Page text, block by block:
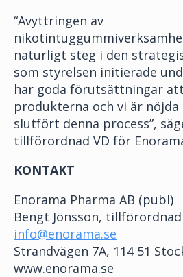
“Avyttringen av
naturligt steg i den
som styrelsen initierade
har goda förutsättningar
produkterna och vi är
slutfört denna process”,
tillförordnad VD för
KONTAKT
Enorama Pharma AB (publ)
Bengt Jönsson, tillförordnad
info@enorama.se
Strandvägen 7A, 114 51
www.enorama.se